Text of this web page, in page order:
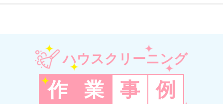
ハウスクリーニング
作 業 事 例